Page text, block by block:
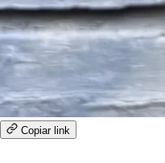
Copiar link